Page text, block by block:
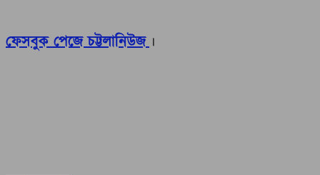
ফেসবুক পেজে চট্টলানিউজ ।